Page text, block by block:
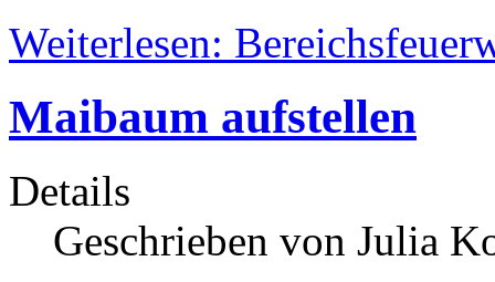
Weiterlesen:
Maibaum aufstellen
Details
Geschrieben von Julia